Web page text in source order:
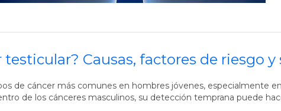
Causas, factores de riesgo y
de cáncer más comunes en hombres jóvenes, especialmente
de los cánceres masculinos, su detección temprana puede